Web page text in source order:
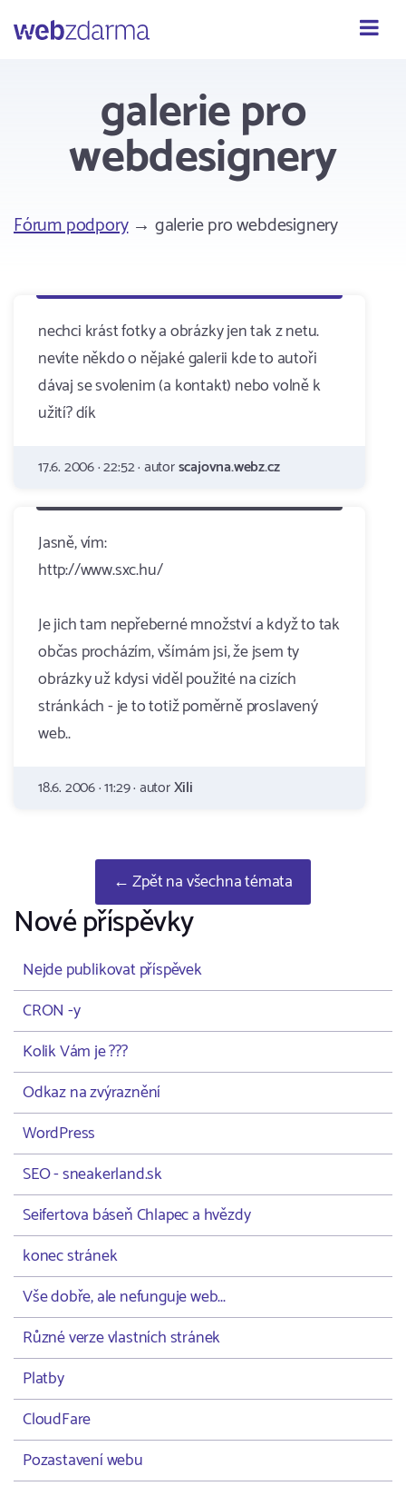
Webzdarma
galerie pro
webdesignery
Fórum podpory→ galerie pro webdesignery
nechci krást fotky a obrázky jen tak z netu.
nevíte někdo o nějaké galerii kde to autoři
dávaj se svolenim (a kontakt) nebo volně k
užití? dík
17.6. 2006 · 22:52 · autorscajovna.webz.cz
Jasně, vím:
http://www.sxc.hu/
Je jich tam nepřeberné množství a když to tak
občas procházím, všímám jsi, že jsem ty
obrázky už kdysi viděl použité na cizích
stránkách - je to totiž poměrně proslavený
web..
18.6. 2006 · 11:29 · autorXili
← Zpět na všechna témata
Nové příspěvky
Nejde publikovat příspěvek
CRON -y
Kolik Vám je ???
Odkaz na zvýraznění
WordPress
SEO - sneakerland.sk
Seifertova báseň Chlapec a hvězdy
konec stránek
Vše dobře, ale nefunguje web...
Různé verze vlastních stránek
Platby
CloudFare
Pozastavení webu